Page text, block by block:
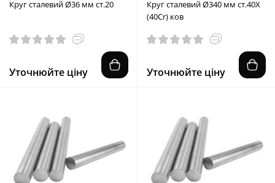
Круг сталевий Ø36 мм ст.20
Уточнюйте ціну
Круг сталевий Ø340 мм ст.40X
(40Cr) ков
Уточнюйте ціну